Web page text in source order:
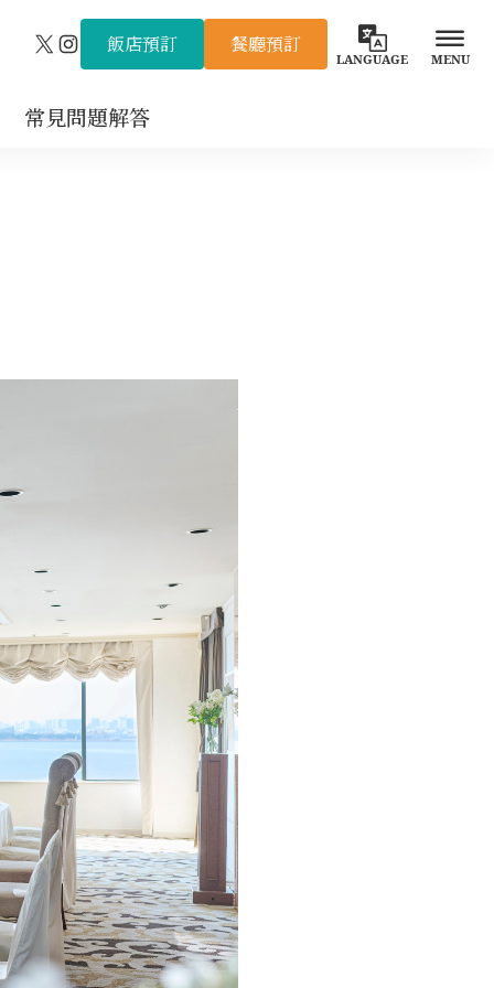
X Instagram飯店預訂 餐廳預訂
LANGUAGE MENU
常見問題解答